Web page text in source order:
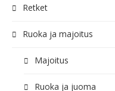
Retket
Ruoka ja majoitus
Majoitus
Ruoka ja juoma